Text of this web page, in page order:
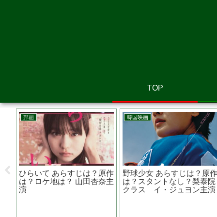
TOP
邦画
護られなかった者たちへ あ
らすじは？原作は？ロケ地
は？ 中山七里のミステリー
韓国映画
海にかかる霧 あらすじ
は？実話？？実話ならどれ
くらいの被害者が？